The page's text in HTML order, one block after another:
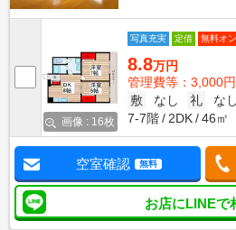
画像 : 16枚
写真充実 定借 無料オ
8.8万円
管理費等：3,000円
敷
なし 礼
なし
7-7階
2DK 46㎡
空室確認 無料
お店にLINEで